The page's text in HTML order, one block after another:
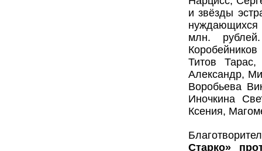
и звёзды
нуждающихся
млн.
Титов
Александр,
Воробьева
Иночкина
Ксения,
Старко»